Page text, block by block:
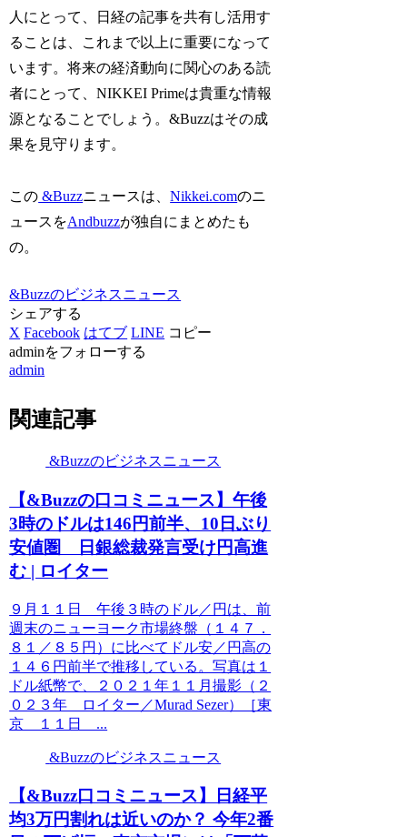
人にとって、日経の記事を共有し活用す
ることは、これまで以上に重要になって
います。将来の経済動向に関心のある読
者にとって、NIKKEI Primeは貴重な情報
源となることでしょう。&Buzzはその成
果を見守ります。
この &Buzzニュースは、Nikkei.comのニ
ュースをAndbuzzが独自にまとめたも
の。
&Buzzのビジネスニュース
シェアする
X Facebook はてブ LINE コピー
adminをフォローする
admin
関連記事
&Buzzのビジネスニュース
【&Buzzの口コミニュース】午後
3時のドルは146円前半、10日ぶり
安値圏 日銀総裁発言受け円高進
む | ロイター
９月１１日 午後３時のドル／円は、前
週末のニューヨーク市場終盤（１４７．
８１／８５円）に比べてドル安／円高の
１４６円前半で推移している。写真は１
ドル紙幣で、２０２１年１１月撮影（２
０２３年 ロイター／Murad Sezer）［東
京 １１日 ...
&Buzzのビジネスニュース
【&Buzz口コミニュース】日経平
均3万円割れは近いのか？ 今年2番